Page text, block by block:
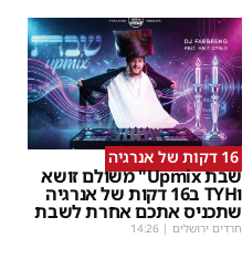
16 דקות של אנרגיה
שבת Upmix" משולם זושא
וTYH ב16 דקות של אנרגיה
שתכניס אתכם אחרת לשבת
חרדים ירושלים |
14:26